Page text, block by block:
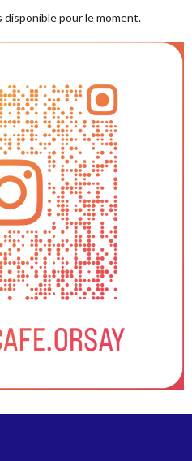
disponible pour le moment.